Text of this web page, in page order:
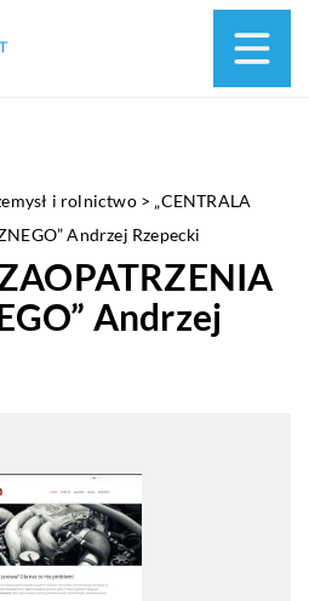
i rolnictwo> „CENTRALA
Andrzej Rzepecki
Andrzej